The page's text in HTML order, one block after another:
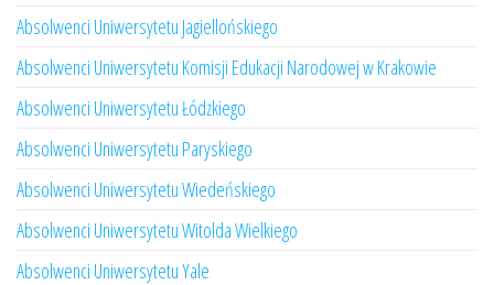
Absolwenci Uniwersytetu Jagiellońskiego
Absolwenci Uniwersytetu Komisji Edukacji Narodowej w Krakowie
Absolwenci Uniwersytetu Łódzkiego
Absolwenci Uniwersytetu Paryskiego
Absolwenci Uniwersytetu Wiedeńskiego
Absolwenci Uniwersytetu Witolda Wielkiego
Absolwenci Uniwersytetu Yale